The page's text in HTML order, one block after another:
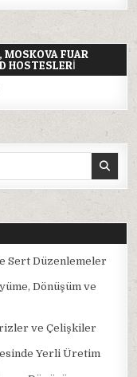
MOSKOVA FUAR
HOSTESLERI
Sert Düzenlemeler
Dönüşüm ve
ve Çelişkiler
Yerli Üretim